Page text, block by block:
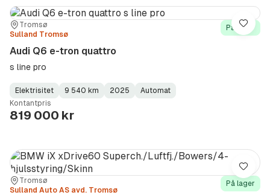
Sted:Tromsø
Forhandler:
Sulland Tromsø
På lager
Audi Q6 e-tron quattro
s line pro
Fuel
Type:
Elektrisitet
Kilometerstand:
9 540 km
Model
Year:
2025
Gearbox
Type:
Automat
Kontantpris
819 000 kr
Lagre
Sted:Tromsø
Forhandler:
Sulland Auto AS avd. Tromsø
På lager
Lagre